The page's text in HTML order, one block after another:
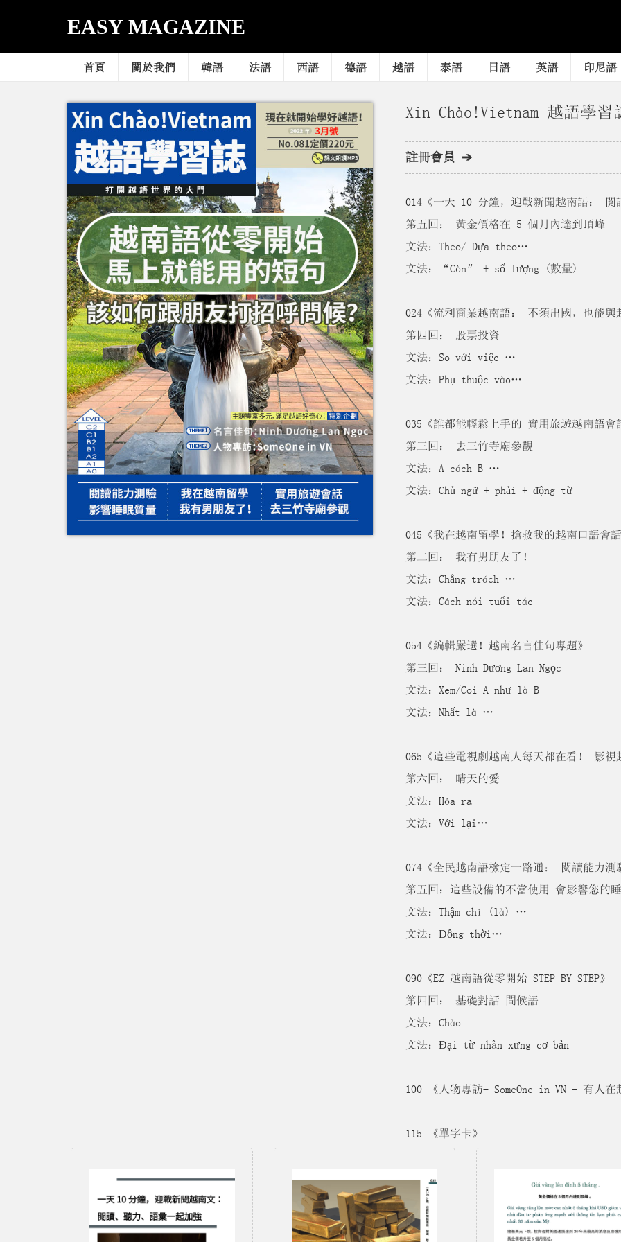
EASY MAGAZINE
首頁 關於我們 韓語 法語 西語 德語 越語 泰語 日語 英語 印尼語
Xin Chào!Vietnam 越語學習
註冊會員 ➔
014《一天 10 分鐘，迎戰新聞越南語： 閱
第五回： 黃金價格在 5 個月內達到頂峰
文法：Theo/ Dựa theo…
文法：“Còn” + số lượng (數量)
024《流利商業越南語： 不須出國，也能與
第四回： 股票投資
文法：So với việc …
文法：Phụ thuộc vào…
035《誰都能輕鬆上手的 實用旅遊越南語會
第三回： 去三竹寺廟參觀
文法：A cách B …
文法：Chủ ngữ + phải + động từ
045《我在越南留學！搶救我的越南口語會話
第二回： 我有男朋友了！
文法：Chẳng trách …
文法：Cách nói tuổi tác
054《編輯嚴選！越南名言佳句專題》
第三回： Ninh Dương Lan Ngọc
文法：Xem/Coi A như là B
文法：Nhất là …
065《這些電視劇越南人每天都在看！ 影視
第六回： 晴天的愛
文法：Hóa ra
文法：Với lại…
074《全民越南語檢定一路通： 閱讀能力測
第五回：這些設備的不當使用 會影響您的
文法：Thậm chí (là) …
文法：Đồng thời…
090《EZ 越南語從零開始 STEP BY STEP》
第四回： 基礎對話 問候語
文法：Chào
文法：Đại từ nhân xưng cơ bản
100 《人物專訪- SomeOne in VN - 有人在
115 《單字卡》